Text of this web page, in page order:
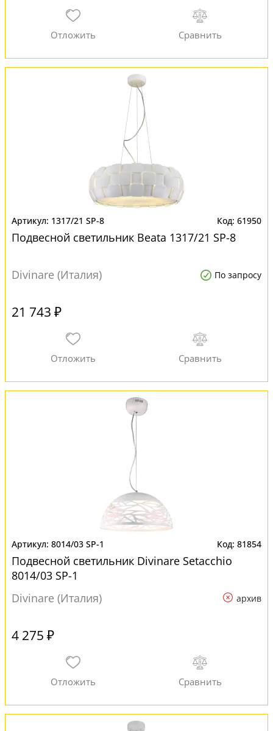
1317/21 SP-8 61950
Подвесной светильник Beata 1317/21 SP-8
Divinare (Италия) По запросу
21 743 ₽
8014/03 SP-1 81854
Подвесной светильник Divinare Setacchio
8014/03 SP-1
Divinare (Италия)
архив
4 275 ₽